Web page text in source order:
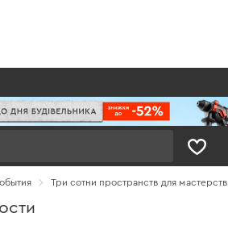
Три сотни пространств для